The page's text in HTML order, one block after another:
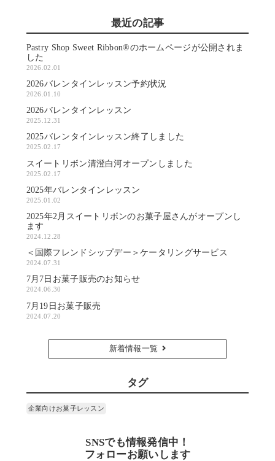
最近の記事
Pastry Shop Sweet Ribbon®のホームページが公開されま
した
2026.02.01
2026バレンタインレッスン予約状況
2026.01.10
2026バレンタインレッスン
2025.12.31
2025バレンタインレッスン終了しました
2025.02.17
スイートリボン清澄白河オープンしました
2025.02.17
2025年バレンタインレッスン
2025.01.02
2025年2月スイートリボンのお菓子屋さんがオープンし
ます
2024.12.28
＜国際フレンドシップデー＞ケータリングサービス
2024.07.31
7月7日お菓子販売のお知らせ
2024.06.30
7月19日お菓子販売
2024.07.20
新着情報一覧
タグ
企業向けお菓子レッスン
SNSでも情報発信中！
フォローお願いします